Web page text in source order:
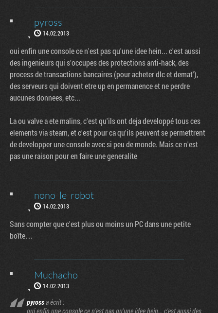
pyross
14.02.2013
oui enfin une console ce n'est pas qu'une idee hein... c'est aussi
des ingenieurs qui s'occupes des protections anti-hack, des
process de transactions bancaires (pour acheter dlc et demat'),
des serveurs qui doivent etre up en permanence et ne perdre
aucunes donnees, etc...
La ou valve a ete malins, c'est qu'ils ont deja developpé tous ces
elements via steam, et c'est pour ca qu'ils peuvent se permettrent
de developper une console avec si peu de monde. Mais ce n'est
pas une raison pour en faire une generalite
nono_le_robot
14.02.2013
Sans compter que c'est plus ou moins un PC dans une petite
boîte…
Muchacho
14.02.2013
pyrossa écrit :
oui enfin une console ce n'est pas qu'une idee hein... c'est aussi des